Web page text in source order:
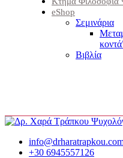
eShop
Σεμινάρια
Βιβλία
+30 6945557126